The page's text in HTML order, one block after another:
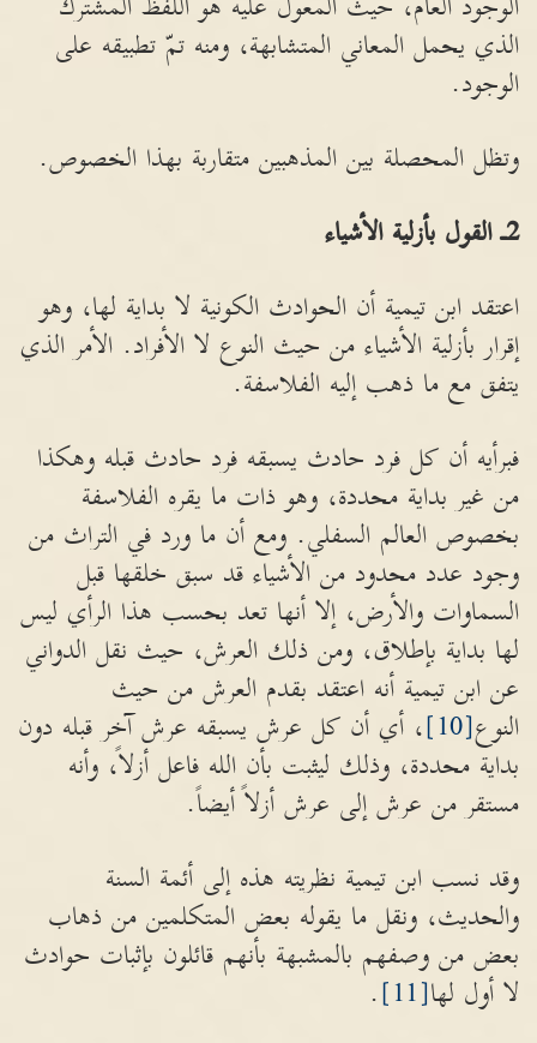
الذي يحمل المعاني المتشابهة، ومنه تمّ تطبيقه على
الوجود.
وتظل المحصلة بين المذهبين متقاربة بهذا الخصوص.
2ـ القول بأزلية الأشياء
اعتقد ابن تيمية أن الحوادث الكونية لا بداية لها، وهو
إقرار بأزلية الأشياء من حيث النوع لا الأفراد. الأمر الذي
يتفق مع ما ذهب إليه الفلاسفة.
فبرأيه أن كل فرد حادث يسبقه فرد حادث قبله وهكذا
من غير بداية محددة، وهو ذات ما يقره الفلاسفة
بخصوص العالم السفلي. ومع أن ما ورد في التراث من
وجود عدد محدود من الأشياء قد سبق خلقها قبل
السماوات والأرض، إلا أنها تعد بحسب هذا الرأي ليس
لها بداية بإطلاق، ومن ذلك العرش، حيث نقل الدواني
عن ابن تيمية أنه اعتقد بقدم العرش من حيث
النوع[10]
، أي أن كل عرش يسبقه عرش آخر قبله دون
بداية محددة، وذلك ليثبت بأن الله فاعل أزلاً، وأنه
مستقر من عرش إلى عرش أزلاً أيضاً.
وقد نسب ابن تيمية نظريته هذه إلى أئمة السنة
والحديث، ونقل ما يقوله بعض المتكلمين من ذهاب
بعض من وصفهم بالمشبهة بأنهم قائلون بإثبات حوادث
لا أول لها[11]
.